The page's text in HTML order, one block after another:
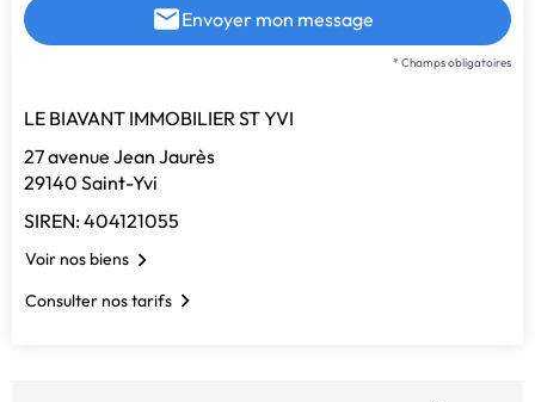
Envoyer mon message
* Champs obligatoires
LE BIAVANT IMMOBILIER ST YVI
27 avenue Jean Jaurès
29140 Saint-Yvi
SIREN: 404121055
Voir nos biens
Consulter nos tarifs